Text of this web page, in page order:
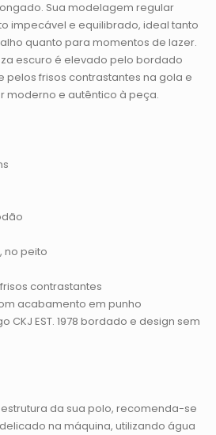
Sua modelagem regular
impecável e equilibrado, ideal tanto
quanto para momentos de lazer.
escuro é elevado pelo bordado
e pelos frisos contrastantes na gola e
moderno e autêntico à peça.
no peito
contrastantes
acabamento em punho
CKJ EST. 1978 bordado e design sem
da sua polo, recomenda-se
na máquina, utilizando água